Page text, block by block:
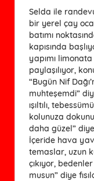
Selda ile
bir yerel çay
batımı
kapısında
yapımı
paylaşılıyor,
“Bugün Nif
muhteşemdi”
ışıltılı,
kolunuza
daha güzel”
İçeride hava
temaslar, uzun
çıkıyor,
musun” diye